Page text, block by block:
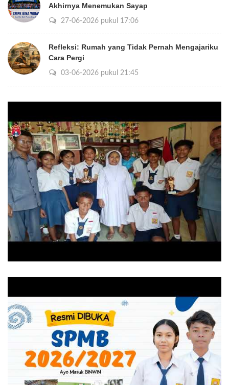
Akhirnya Menemukan Sayap
27-06-2026 pukul 17:06
Refleksi: Rumah yang Tidak Pernah Mengajariku
Cara Pergi
03-06-2026 pukul 21:45